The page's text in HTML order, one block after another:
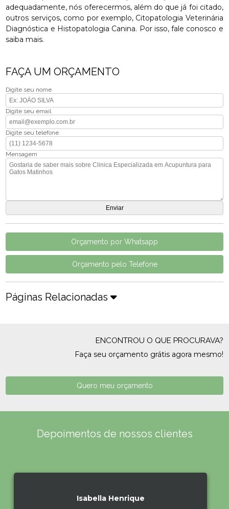
adequadamente, nós oferecermos, além do que já foi citado,
outros serviços, como por exemplo, Citopatologia Veterinária
Diagnóstica e Histopatologia Canina. Por isso, fale conosco e
saiba mais.
FAÇA UM ORÇAMENTO
Digite seu nome
Digite seu email
Digite seu telefone
Mensagem
Orçamento por Whatsapp
Orçamento pelo Telefone
Páginas Relacionadas
ENCONTROU O QUE PROCURAVA?
Faça seu orçamento grátis agora mesmo!
Quero meu orçamento
Depoimentos de nossos clientes
Isabella Henrique